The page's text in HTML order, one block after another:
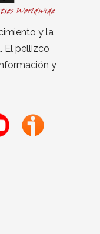
y la
El pellizco
y